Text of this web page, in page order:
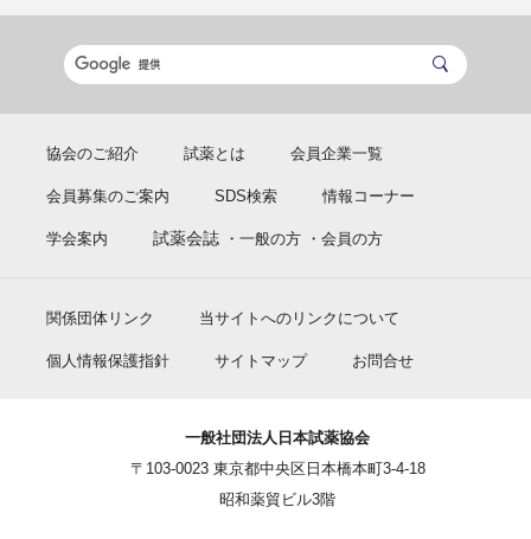
協会のご紹介 試薬とは 会員企業一覧
会員募集のご案内 SDS検索 情報コーナー
学会案内 試薬会誌 ・一般の方 ・会員の方
関係団体リンク 当サイトへのリンクについて
個人情報保護指針 サイトマップ お問合せ
一般社団法人日本試薬協会
〒103-0023 東京都中央区日本橋本町3-4-18
昭和薬貿ビル3階